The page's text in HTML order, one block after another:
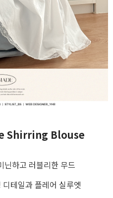
Shirring Blouse
닌하고 러블리한 무드
테일과 플레어 실루엣